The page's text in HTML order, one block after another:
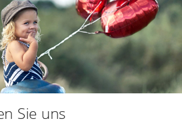
Sie uns